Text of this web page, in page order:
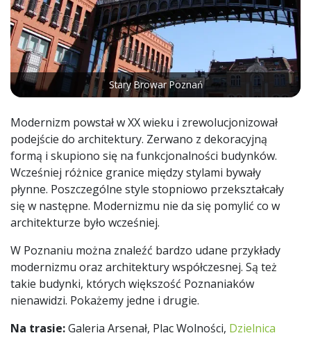
Stary Browar Poznań
Modernizm powstał w XX wieku i zrewolucjonizował
podejście do architektury. Zerwano z dekoracyjną
formą i skupiono się na funkcjonalności budynków.
Wcześniej różnice granice między stylami bywały
płynne. Poszczególne style stopniowo przekształcały
się w następne. Modernizmu nie da się pomylić co w
architekturze było wcześniej.
W Poznaniu można znaleźć bardzo udane przykłady
modernizmu oraz architektury współczesnej. Są też
takie budynki, których większość Poznaniaków
nienawidzi. Pokażemy jedne i drugie.
Na trasie:Galeria Arsenał, Plac Wolności, Dzielnica